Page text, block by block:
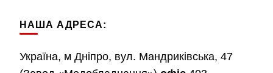
НАША АДРЕСА:
Україна, м Дніпро, вул. Мандриківська, 47